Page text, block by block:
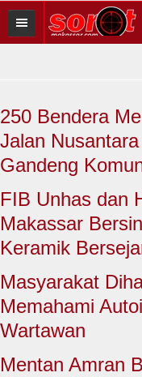
250 Bendera
Jalan
Gandeng
FIB Unhas dan
Makassar
Keramik
Masyarakat
Memahami
Wartawan
Mentan Amran